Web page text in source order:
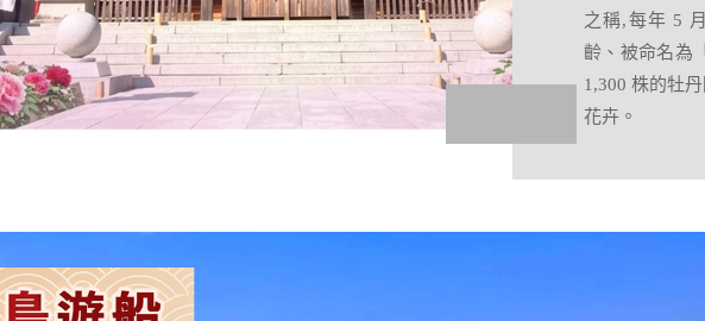
銀山溫泉,是
鄉，以大正浪
聞名。溫泉街
氣份被認為是
之稱,每年 5
齡、被命名為
1,300 株的牡
花卉。